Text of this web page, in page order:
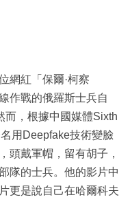
網紅「保爾·柯察
作戰的俄羅斯士兵自
而，根據中國媒體Sixth
用Deepfake技術變臉
頭戴軍帽，留有胡子，
隊的士兵。他的影片中
更是說自己在哈爾科夫